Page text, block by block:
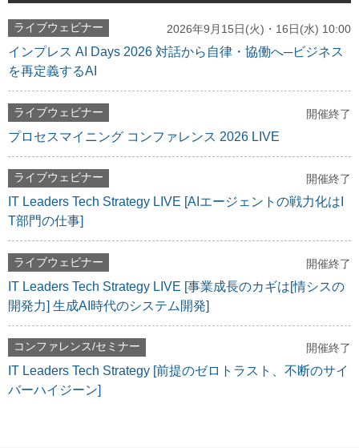
ライブウェビナー 2026年9月15日(火)・16日(水) 10:00
インプレス AI Days 2026 対話から自律・協働へ─ビジネス
を再定義するAI
ライブウェビナー 開催終了
プロセスマイニング コンファレンス 2026 LIVE
ライブウェビナー 開催終了
IT Leaders Tech Strategy LIVE [AIエージェントの戦力化はI
T部門の仕事]
ライブウェビナー 開催終了
IT Leaders Tech Strategy LIVE [事業成長のカギは[情シスの
開発力] 生成AI時代のシステム開発]
コンファレンス/セミナー 開催終了
IT Leaders Tech Strategy [前提のゼロトラスト、不断のサイ
バーハイジーン]